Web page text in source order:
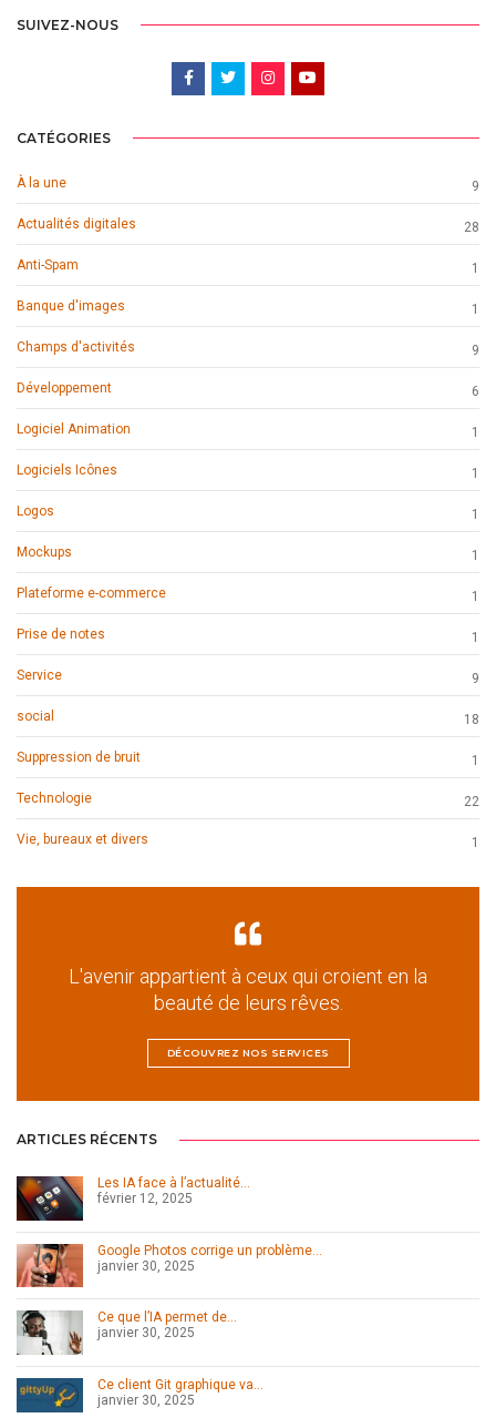
SUIVEZ-NOUS
CATÉGORIES
À la une 9
Actualités digitales 28
Anti-Spam 1
Banque d'images 1
Champs d'activités 9
Développement 6
Logiciel Animation 1
Logiciels Icônes 1
Logos 1
Mockups 1
Plateforme e-commerce 1
Prise de notes 1
Service 9
social 18
Suppression de bruit 1
Technologie 22
Vie, bureaux et divers 1
L'avenir appartient à ceux qui croient en la
beauté de leurs rêves.
DÉCOUVREZ NOS SERVICES
ARTICLES RÉCENTS
Les IA face à l’actualité…
février 12, 2025
Google Photos corrige un problème…
janvier 30, 2025
Ce que l’IA permet de…
janvier 30, 2025
Ce client Git graphique va…
janvier 30, 2025